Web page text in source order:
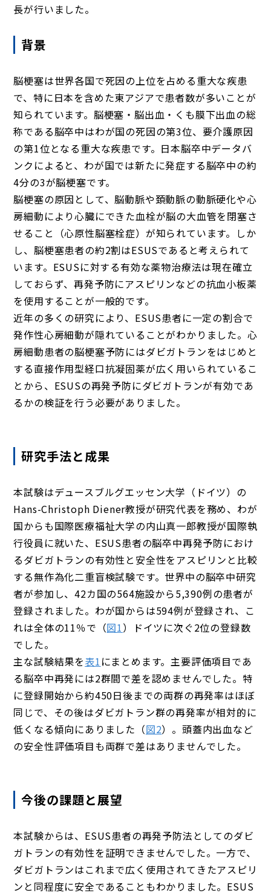
長が行いました。
背景
脳梗塞は世界各国で死因の上位を占める重大な疾患
で、特に日本を含めた東アジアで患者数が多いことが
知られています。脳梗塞・脳出血・くも膜下出血の総
称である脳卒中はわが国の死因の第3位、要介護原因
の第1位となる重大な疾患です。日本脳卒中データバ
ンクによると、わが国では新たに発症する脳卒中の約
4分の3が脳梗塞です。
脳梗塞の原因として、脳動脈や頚動脈の動脈硬化や心
房細動により心臓にできた血栓が脳の大血管を閉塞さ
せること（心原性脳塞栓症）が知られています。しか
し、脳梗塞患者の約2割はESUSであると考えられて
います。ESUSに対する有効な薬物治療法は現在確立
しておらず、再発予防にアスピリンなどの抗血小板薬
を使用することが一般的です。
近年の多くの研究により、ESUS患者に一定の割合で
発作性心房細動が隠れていることがわかりました。心
房細動患者の脳梗塞予防にはダビガトランをはじめと
する直接作用型経口抗凝固薬が広く用いられているこ
とから、ESUSの再発予防にダビガトランが有効であ
るかの検証を行う必要がありました。
研究手法と成果
本試験はデュースブルグエッセン大学（ドイツ）の
Hans-Christoph Diener教授が研究代表を務め、わが
国からも国際医療福祉大学の内山真一郎教授が国際執
行役員に就いた、ESUS患者の脳卒中再発予防におけ
るダビガトランの有効性と安全性をアスピリンと比較
する無作為化二重盲検試験です。世界中の脳卒中研究
者が参加し、42カ国の564施設から5,390例の患者が
登録されました。わが国からは594例が登録され、こ
れは全体の11％で（図1）ドイツに次ぐ2位の登録数
でした。
主な試験結果を表1 にまとめます。主要評価項目であ
る脳卒中再発には2群間で差を認めませんでした。特
に登録開始から約450日後までの両群の再発率はほぼ
同じで、その後はダビガトラン群の再発率が相対的に
低くなる傾向にありました（図2）。頭蓋内出血など
の安全性評価項目も両群で差はありませんでした。
今後の課題と展望
本試験からは、ESUS患者の再発予防法としてのダビ
ガトランの有効性を証明できませんでした。一方で、
ダビガトランはこれまで広く使用されてきたアスピリ
ンと同程度に安全であることもわかりました。ESUS